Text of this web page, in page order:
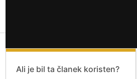
Ali je bil ta članek koristen?